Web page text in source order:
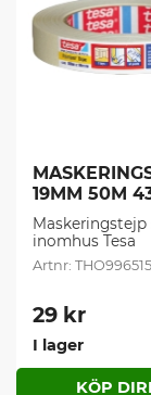
19MM 50M
TESA (1 st/
Maskeringstejp
inomhus Tesa
THO996515
29 kr
I lager